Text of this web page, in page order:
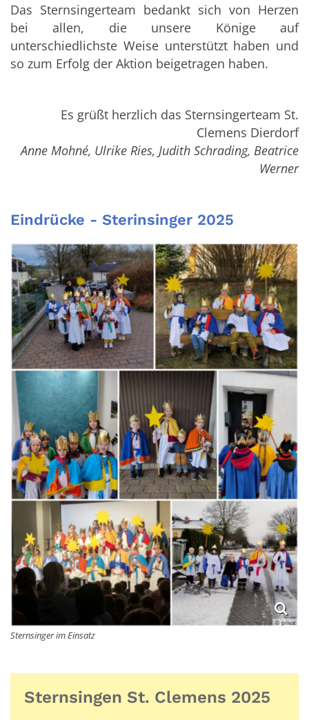
Das Sternsingerteam bedankt sich von Herzen
bei allen, die unsere Könige auf
unterschiedlichste Weise unterstützt haben und
so zum Erfolg der Aktion beigetragen haben.
Es grüßt herzlich das Sternsingerteam St.
Clemens Dierdorf
Anne Mohné, Ulrike Ries, Judith Schrading, Beatrice
Werner
Eindrücke - Sterinsinger 2025
© privat
Sternsinger im Einsatz
Sternsingen St. Clemens 2025